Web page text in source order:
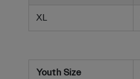
XL
Youth Size